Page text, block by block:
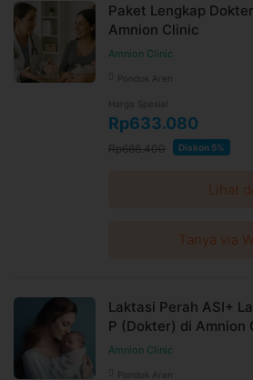
Paket Lengkap
Amnion Clinic
Amnion Clinic
Pondok Aren
Harga Spesial
Rp633.080
Rp666.400 Diskon 5%
Lihat
Tanya via
Laktasi Perah ASI+
P (Dokter) di Amnion
Amnion Clinic
Pondok Aren